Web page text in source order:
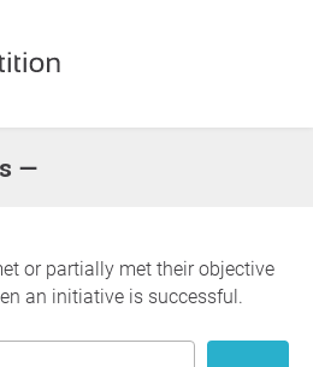
—
or partially met their objective
an initiative is successful.